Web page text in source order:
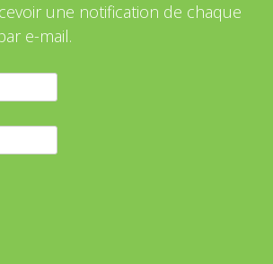
une notification de chaque
e-mail.